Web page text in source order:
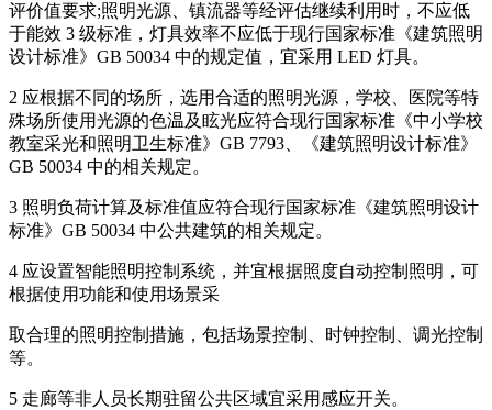
评价值要求;照明光源、镇流器等经评估继续利用时，不应低
于能效 3 级标准，灯具效率不应低于现行国家标准《建筑照明
设计标准》GB 50034 中的规定值，宜采用 LED 灯具。
2 应根据不同的场所，选用合适的照明光源，学校、医院等特
殊场所使用光源的色温及眩光应符合现行国家标准《中小学校
教室采光和照明卫生标准》GB 7793、《建筑照明设计标准》
GB 50034 中的相关规定。
3 照明负荷计算及标准值应符合现行国家标准《建筑照明设计
标准》GB 50034 中公共建筑的相关规定。
4 应设置智能照明控制系统，并宜根据照度自动控制照明，可
根据使用功能和使用场景采
取合理的照明控制措施，包括场景控制、时钟控制、调光控制
等。
5 走廊等非人员长期驻留公共区域宜采用感应开关。